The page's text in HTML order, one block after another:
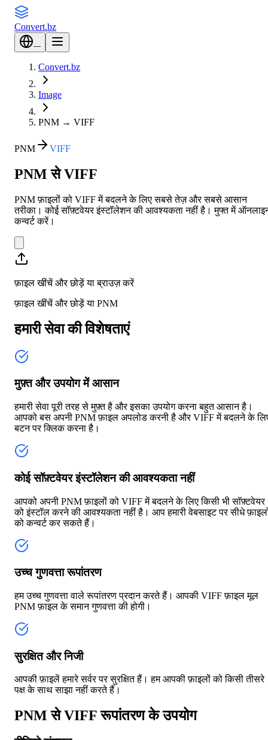
Convert.bz
---
Convert.bz
Image
PNM → VIFF
PNM VIFF
PNM से VIFF
PNM फ़ाइलों को VIFF में बदलने के लिए सबसे तेज़ और सबसे आसान
तरीका। कोई सॉफ़्टवेयर इंस्टॉलेशन की आवश्यकता नहीं है। मुफ्त में
कन्वर्ट करें।
फ़ाइल खींचें और छोड़ें या ब्राउज़ करें
फ़ाइल खींचें और छोड़ें या PNM
हमारी सेवा की विशेषताएं
मुफ़्त और उपयोग में आसान
हमारी सेवा पूरी तरह से मुफ़्त है और इसका उपयोग करना बहुत आसान है।
आपको बस अपनी PNM फ़ाइल अपलोड करनी है और VIFF में बदलने के
बटन पर क्लिक करना है।
कोई सॉफ़्टवेयर इंस्टॉलेशन की आवश्यकता नहीं
आपको अपनी PNM फ़ाइलों को VIFF में बदलने के लिए किसी भी सॉफ़्टवेयर
को इंस्टॉल करने की आवश्यकता नहीं है। आप हमारी वेबसाइट पर सीधे
को कन्वर्ट कर सकते हैं।
उच्च गुणवत्ता रूपांतरण
हम उच्च गुणवत्ता वाले रूपांतरण प्रदान करते हैं। आपकी VIFF फ़ाइल मूल
PNM फ़ाइल के समान गुणवत्ता की होगी।
सुरक्षित और निजी
आपकी फ़ाइलें हमारे सर्वर पर सुरक्षित हैं। हम आपकी फ़ाइलों को किसी तीसरे
पक्ष के साथ साझा नहीं करते हैं।
PNM से VIFF रूपांतरण के उपयोग